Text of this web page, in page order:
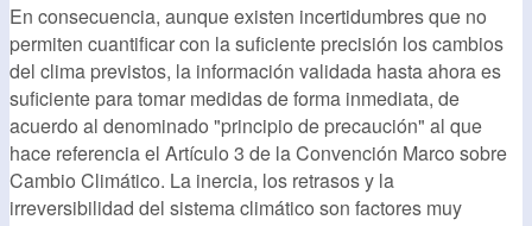
En consecuencia, aunque existen incertidumbres que no
permiten cuantificar con la suficiente precisión los cambios
del clima previstos, la información validada hasta ahora es
suficiente para tomar medidas de forma inmediata, de
acuerdo al denominado "principio de precaución" al que
hace referencia el Artículo 3 de la Convención Marco sobre
Cambio Climático. La inercia, los retrasos y la
irreversibilidad del sistema climático son factores muy